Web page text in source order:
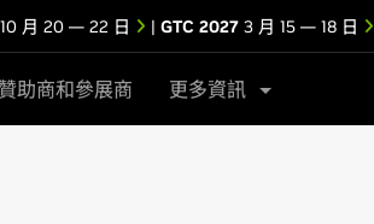
10 月 20 — 22 日 | GTC 2027 3 月 15 — 18 日
贊助商和參展商 更多資訊